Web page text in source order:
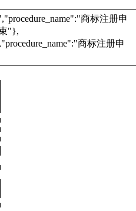
商标注册申
"},
商标注册申